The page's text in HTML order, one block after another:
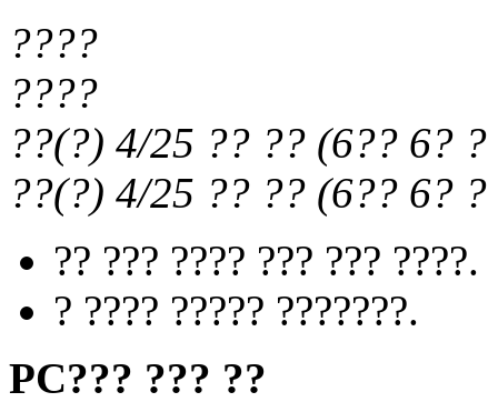
????
????
??(?) 4/25 ?? ?? (6?? 6?
??(?) 4/25 ?? ?? (6?? 6?
?? ??? ???? ??? ??? ????.
? ???? ????? ???????.
PC??? ??? ??